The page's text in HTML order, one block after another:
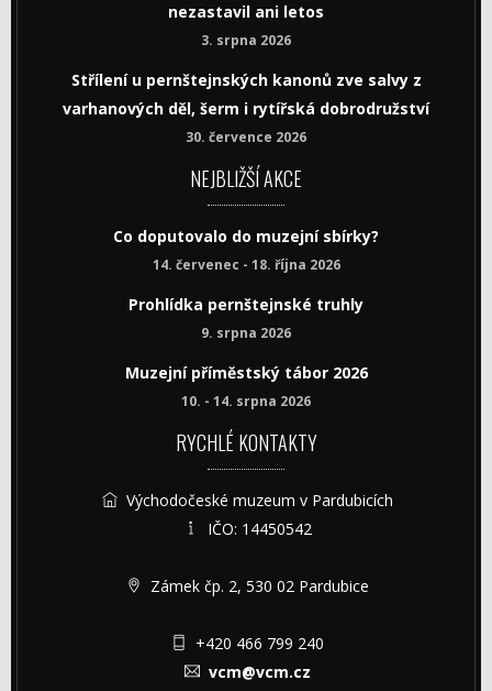
nezastavil ani letos
3. srpna 2026
Střílení u pernštejnských kanonů zve salvy z
varhanových děl, šerm i rytířská dobrodružství
30. července 2026
NEJBLIŽŠÍ AKCE
Co doputovalo do muzejní sbírky?
14. červenec - 18. října 2026
Prohlídka pernštejnské truhly
9. srpna 2026
Muzejní příměstský tábor 2026
10. - 14. srpna 2026
RYCHLÉ KONTAKTY
Východočeské muzeum v Pardubicích
IČO: 14450542
Zámek čp. 2, 530 02 Pardubice
+420 466 799 240
vcm@vcm.cz